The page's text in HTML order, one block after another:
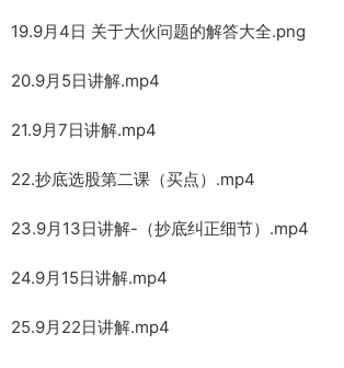
19.9月4日 关于大伙问题的解答大全.png
20.9月5日讲解.mp4
21.9月7日讲解.mp4
22.抄底选股第二课（买点）.mp4
23.9月13日讲解-（抄底纠正细节）.mp4
24.9月15日讲解.mp4
25.9月22日讲解.mp4